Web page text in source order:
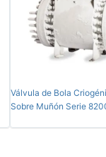
Válvula de Bola
Sobre Muñón Serie